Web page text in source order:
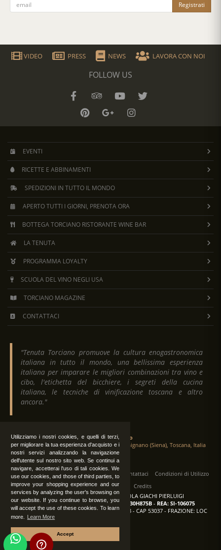
Utilizziamo i nostri cookies, e quelli di terzi,
per migliorare la tua esperienza d'acquisto e i
nostri servizi analizzando la navigazione
dell'utente sul nostro sito web. Se continui a
navigare, accetterai l'uso di tali cookies. We
use our cookies, and those of third parties, to
improve your shopping experience and our
services by analyzing the user's browsing on
our website. If you continue to browse, you
will accept the use of these cookies. To learn
more.
Learn More
Accept
Registrati
VIDEO PRESS NEWS LAVORA CON NOI
FOLLOW US
EVENTI
RICETTE E ABBINAMENTI
SPEDIZIONI IN TUTTO IL MONDO
APERTO TUTTI I GIORNI, PRENOTA ORA
BOTTEGA TORCIANO RISTORANTE WINE BAR
LA TENUTA
PROGRAMMA LOYALTY
SCUOLA DEL VINO NEGLI USA
TORCIANO MAGAZINE
CONTATTACI
"Tenuta Torciano promuove la cultura enogastronomica
italiana in tutto il mondo, una bellissima esperienza
italiana per imparare le migliori combinazioni tra vino e
cibo, l'etichetta del bicchiere, i segreti della cucina
italiana, le tecniche di vinificazione toscana e altro
ancora."
Tenuta Torciano
Via Crocetta 16, Loc. Ulignano 53037 San Gimignano (Siena), Toscana, Italia
Tutti i diritti sono riservati | Operatori Contattaci
Condizioni di Utilizzo
Privacy
Albo Fornitori
Credits
TENUTA TORCIANO AZIENDA AGRICOLA GIACHI PIERLUIGI
P.IVA: IT00375840527 -C.F.: GCHPLG62C30H875B- REA: SI-106075
Sede: SAN GIMIGNANO (SI) - VIA CROCETTA 18 - CAP 53037 - FRAZIONE: LOC